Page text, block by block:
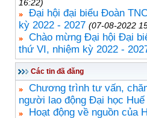
16:22)
Đại hội đại biểu Đoàn
kỳ 2022 - 2027 (07-08-2022
Chào mừng Đại hội Đại
thứ VI, nhiệm kỳ 2022 -
Các tin đã đăng
Chương trình tư vấn,
người lao động Đại học Huế
Hoạt động về nguồn của